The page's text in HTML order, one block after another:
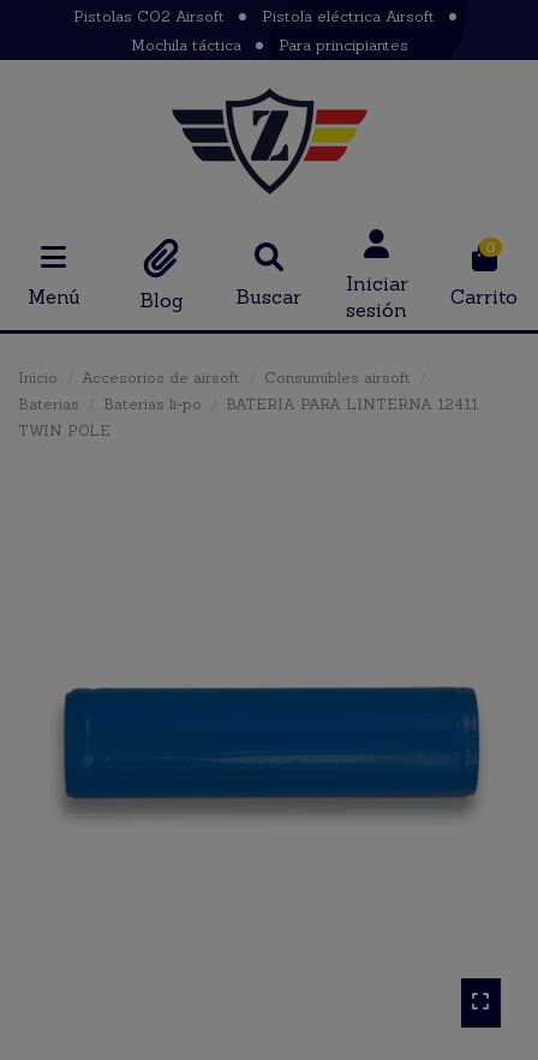
Pistolas CO2 Airsoft
Pistola eléctrica Airsoft
Mochila táctica
Para principiantes
Menú Blog Buscar
Iniciar
sesión
0
Carrito
Inicio Accesorios de airsoft
Consumibles airsoft
Baterias
Baterias li-po
BATERIA PARA LINTERNA 12411.
TWIN POLE